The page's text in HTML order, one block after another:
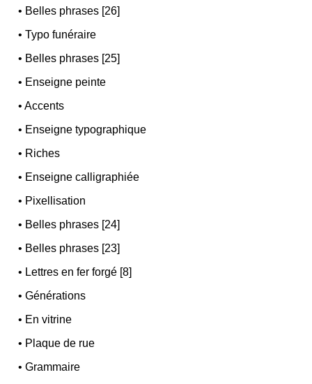
• Belles phrases [26]
•Typo funéraire
• Belles phrases [25]
• Enseigne peinte
•Accents
• Enseigne typographique
• Riches
• Enseigne calligraphiée
• Pixellisation
• Belles phrases [24]
• Belles phrases [23]
• Lettres en fer forgé [8]
•Générations
• En vitrine
• Plaque de rue
•Grammaire